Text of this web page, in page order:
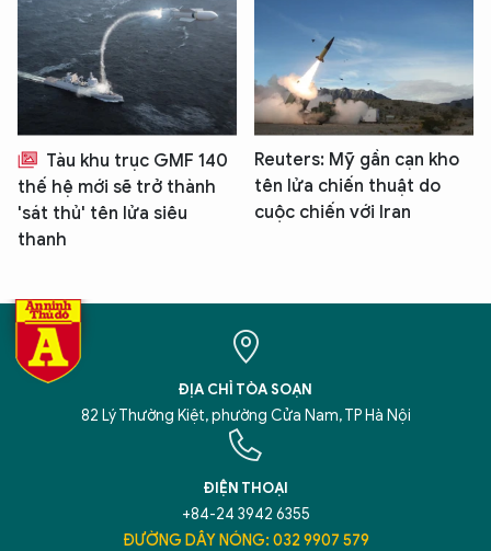
Tàu khu trục GMF 140
thế hệ mới sẽ trở thành
'sát thủ' tên lửa siêu
thanh
Reuters: Mỹ gần cạn kho
tên lửa chiến thuật do
cuộc chiến với Iran
ĐỊA CHỈ TÒA SOẠN
82 Lý Thường Kiệt, phường Cửa Nam, TP Hà Nội
ĐIỆN THOẠI
+84-24 3942 6355
ĐƯỜNG DÂY NÓNG: 032 9907 579